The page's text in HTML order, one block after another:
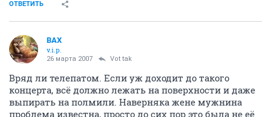
ОТВЕТИТЬ
ВАХ
v.i.p.
26 марта 2007 Vot tak
Вряд ли телепатом. Если уж доходит до такого
концерта, всё должно лежать на поверхности и даже
выпирать на полмили. Наверняка жене мужнина
проблема известна, просто до сих пор это была не её